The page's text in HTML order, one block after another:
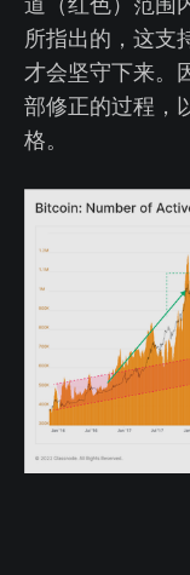
所指出的，这支
才会坚守下来。
部修正的过程，
格。